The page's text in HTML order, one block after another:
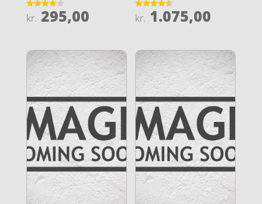
Vurderet
3.9
kr. 295,00
Vurderet
4.5
kr. 1.075,00